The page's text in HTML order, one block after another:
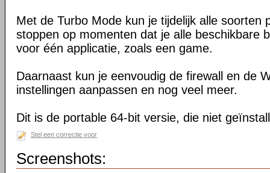
Met de Turbo Mode kun je tijdelijk alle soorten
stoppen op momenten dat je alle beschikbare
voor één applicatie, zoals een game.
Daarnaast kun je eenvoudig de firewall en de
instellingen aanpassen en nog veel meer.
Dit is de portable 64-bit versie, die niet
Stel een correctie voor
Screenshots: